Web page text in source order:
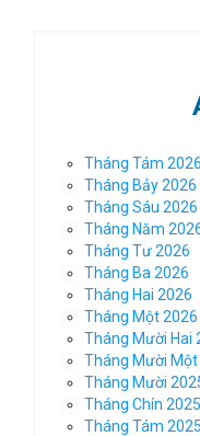
Tháng Tám 2026
Tháng Bảy 2026
Tháng Sáu 2026
Tháng Năm
Tháng Tư 2026
Tháng Ba 2026
Tháng Hai 2026
Tháng Một 2026
Tháng Mười Hai
Tháng Mười Một
Tháng Mười
Tháng Chín 2025
Tháng Tám 2025